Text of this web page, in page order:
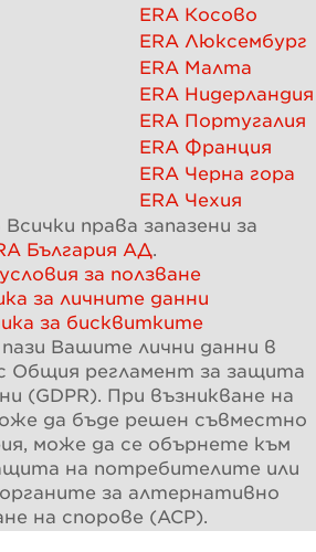
ERA Косово
ERA Люксембург
ERA Малта
ERA Нидерландия
ERA Португалия
ERA Франция
ERA Черна гора
ERA Чехия
Всички права запазени за
България АД.
за ползване
за личните данни
за бисквитките
пази Вашите лични данни в
Общия регламент за защита
(GDPR). При възникване на
да бъде решен съвместно
може да се обърнете към
на потребителите или
за алтернативно
на спорове (АСР).